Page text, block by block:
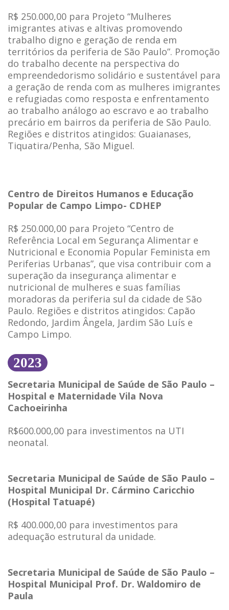
R$ 250.000,00 para Projeto “Mulheres
imigrantes ativas e altivas promovendo
trabalho digno e geração de renda em
territórios da periferia de São Paulo”. Promoção
do trabalho decente na perspectiva do
empreendedorismo solidário e sustentável para
a geração de renda com as mulheres imigrantes
e refugiadas como resposta e enfrentamento
ao trabalho análogo ao escravo e ao trabalho
precário em bairros da periferia de São Paulo.
Regiões e distritos atingidos: Guaianases,
Tiquatira/Penha, São Miguel.
Centro de Direitos Humanos e Educação
Popular de Campo Limpo- CDHEP
R$ 250.000,00 para Projeto “Centro de
Referência Local em Segurança Alimentar e
Nutricional e Economia Popular Feminista em
Periferias Urbanas”, que visa contribuir com a
superação da insegurança alimentar e
nutricional de mulheres e suas famílias
moradoras da periferia sul da cidade de São
Paulo. Regiões e distritos atingidos: Capão
Redondo, Jardim Ângela, Jardim São Luís e
Campo Limpo.
2023
Secretaria Municipal de Saúde de São Paulo –
Hospital e Maternidade Vila Nova
Cachoeirinha
R$600.000,00 para investimentos na UTI
neonatal.
Secretaria Municipal de Saúde de São Paulo –
Hospital Municipal Dr. Cármino Caricchio
(Hospital Tatuapé)
R$ 400.000,00 para investimentos para
adequação estrutural da unidade.
Secretaria Municipal de Saúde de São Paulo –
Hospital Municipal Prof. Dr. Waldomiro de
Paula